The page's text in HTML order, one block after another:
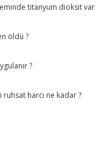
titanyum dioksit var
öldü ?
?
harcı ne kadar ?